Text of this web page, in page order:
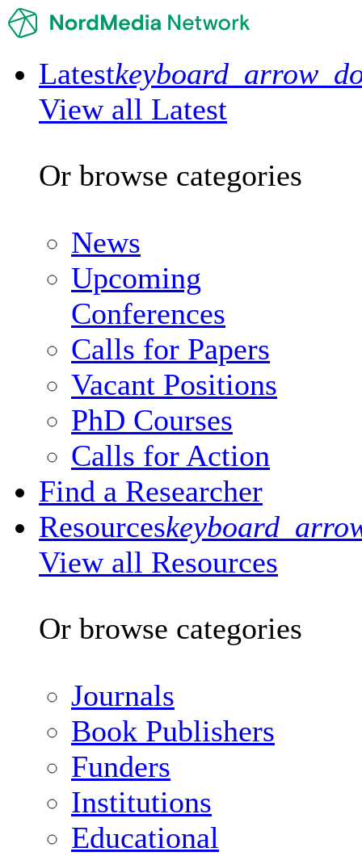
Latest
View all Latest
Or browse categories
News
Upcoming
Conferences
Calls for Papers
Vacant Positions
PhD Courses
Calls for Action
Find a Researcher
Resources
View all Resources
Or browse categories
Journals
Book Publishers
Funders
Institutions
Educational